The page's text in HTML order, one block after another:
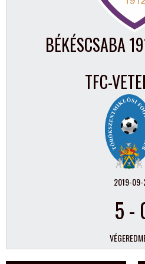
BÉKÉSCSABA
TFC-
2019-09-
5-